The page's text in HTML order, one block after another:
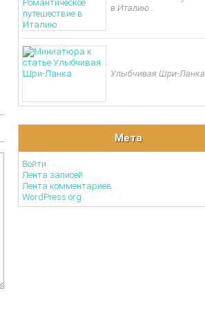
в Италию...
Улыбчивая Шри-
Мета
Войти
Лента записей
Лента комментариев
WordPress.org